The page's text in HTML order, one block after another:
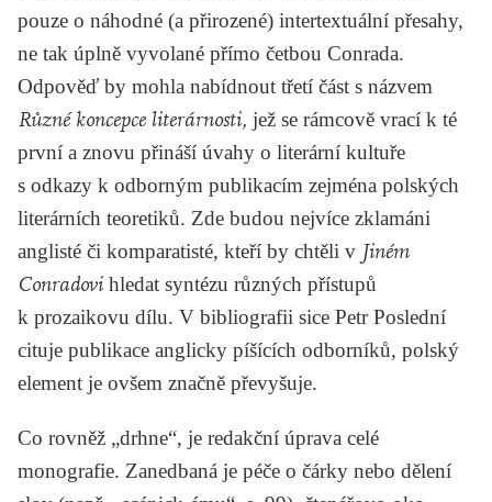
pouze o náhodné (a přirozené) intertextuální přesahy,
ne tak úplně vyvolané přímo četbou Conrada.
Odpověď by mohla nabídnout třetí část s názvem
Různé koncepce literárnosti, jež se rámcově vrací k té
první a znovu přináší úvahy o literární kultuře
s odkazy k odborným publikacím zejména polských
literárních teoretiků. Zde budou nejvíce zklamáni
anglisté či komparatisté, kteří by chtěli v Jiném
Conradovi hledat syntézu různých přístupů
k prozaikovu dílu. V bibliografii sice Petr Poslední
cituje publikace anglicky píšících odborníků, polský
element je ovšem značně převyšuje.
Co rovněž „drhne“, je redakční úprava celé
monografie. Zanedbaná je péče o čárky nebo dělení